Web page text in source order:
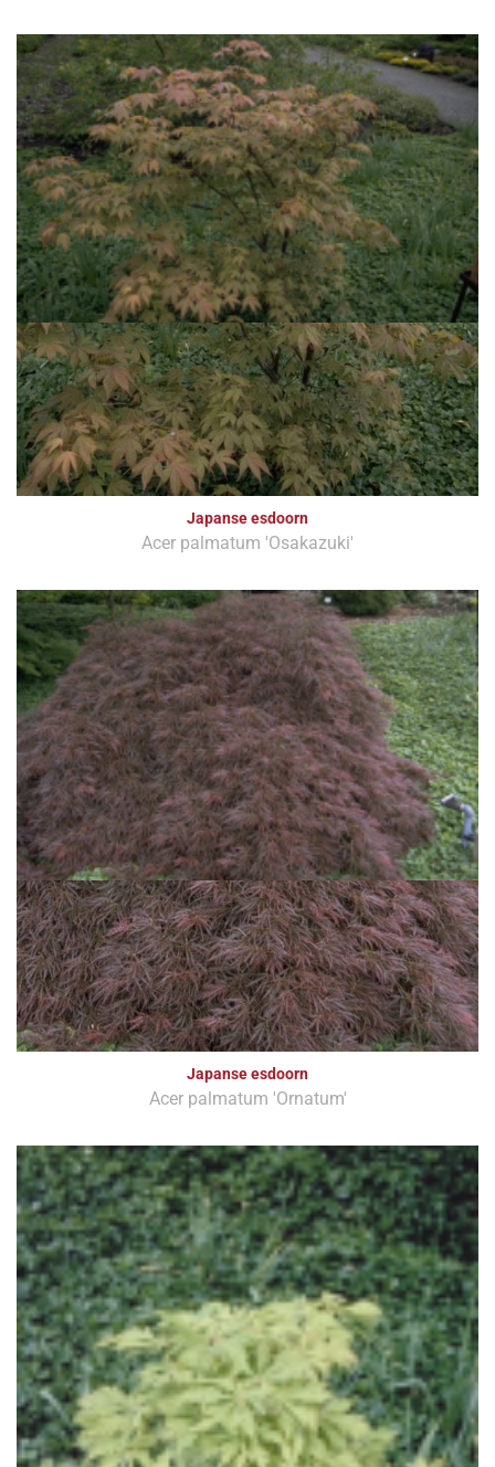
Japanse esdoorn
Acer palmatum 'Osakazuki'
Japanse esdoorn
Acer palmatum 'Ornatum'